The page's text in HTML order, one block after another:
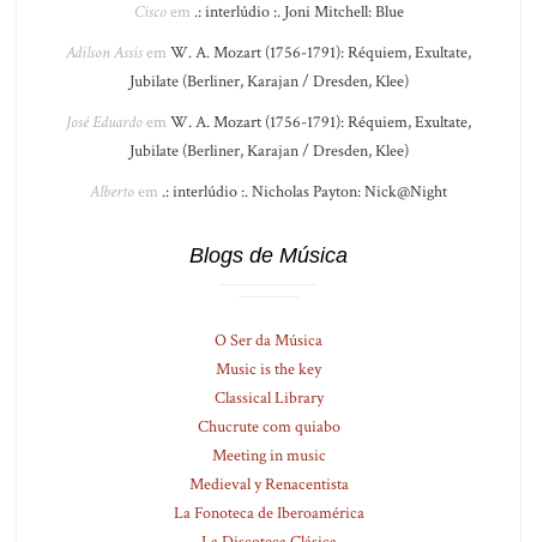
Ciscoem .: interlúdio :. Joni Mitchell: Blue
Adilson Assisem W. A. Mozart (1756-1791): Réquiem, Exultate,
Jubilate (Berliner, Karajan / Dresden, Klee)
José Eduardoem W. A. Mozart (1756-1791): Réquiem, Exultate,
Jubilate (Berliner, Karajan / Dresden, Klee)
Albertoem .: interlúdio :. Nicholas Payton: Nick@Night
Blogs de Música
O Ser da Música
Music is the key
Classical Library
Chucrute com quiabo
Meeting in music
Medieval y Renacentista
La Fonoteca de Iberoamérica